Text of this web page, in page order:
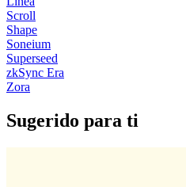
Scroll
Shape
Soneium
Superseed
zkSync Era
Zora
Sugerido para ti